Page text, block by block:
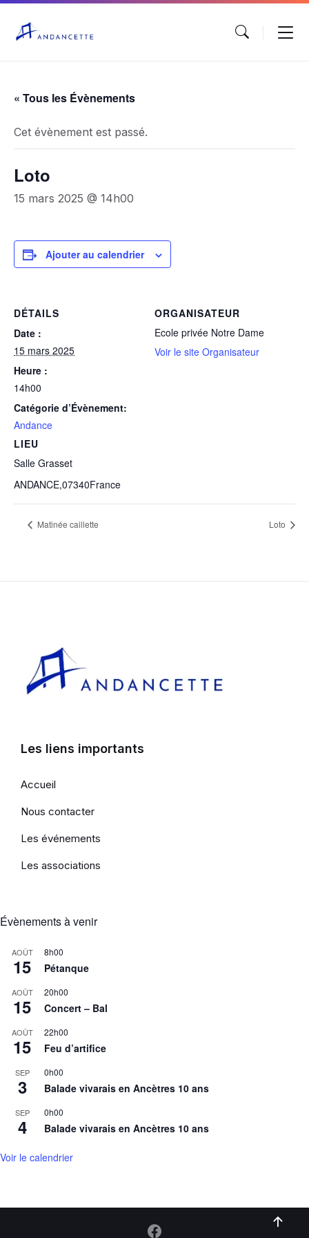
« Tous les Évènements
Cet évènement est passé.
Loto
15 mars 2025 @ 14h00
Ajouter au calendrier
DÉTAILS
Date :
15 mars 2025
Heure :
14h00
Catégorie d’Évènement:
Andance
LIEU
Salle Grasset
ANDANCE,07340France
ORGANISATEUR
Ecole privée Notre Dame
Voir le site Organisateur
Matinée caillette Loto
Les liens importants
Accueil
Nous contacter
Les événements
Les associations
Évènements à venir
AOÛT
15
8h00
Pétanque
AOÛT
15
20h00
Concert – Bal
AOÛT
15
22h00
Feu d’artifice
SEP
3
0h00
Balade vivarais en Ancètres 10 ans
SEP
4
0h00
Balade vivarais en Ancètres 10 ans
Voir le calendrier